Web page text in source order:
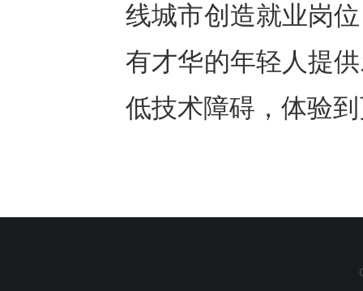
线城市创造就业岗
有才华的年轻人提
低技术障碍，体验